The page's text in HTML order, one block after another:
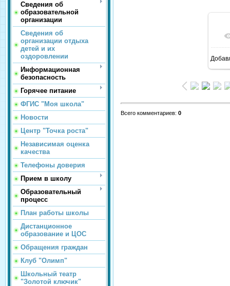
Сведения об
образовательной
организации
Сведения об
организации отдыха
детей и их
оздоровлении
Информационная
безопасность
Горячее питание
ФГИС "Моя школа"
Новости
Центр "Точка роста"
Независимая оценка
качества
Телефоны доверия
Прием в школу
Образовательный
процесс
План работы школы
Дистанционное
образование и ЦОС
Обращения граждан
Клуб "Олимп"
Школьный театр
"Золотой ключик"
Всего комментариев: 0